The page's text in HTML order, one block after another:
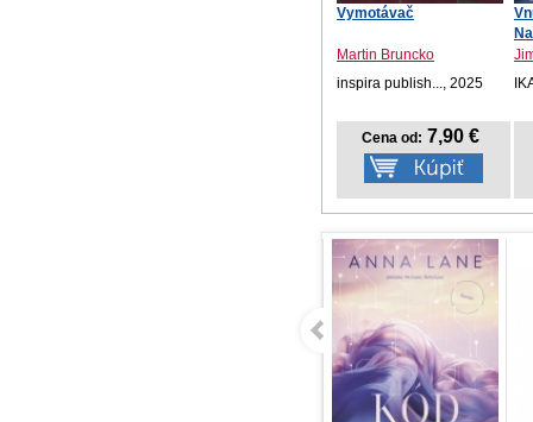
Vymotávač
Martin Bruncko
inspira publish..., 2025
Cena od: 7,90 €